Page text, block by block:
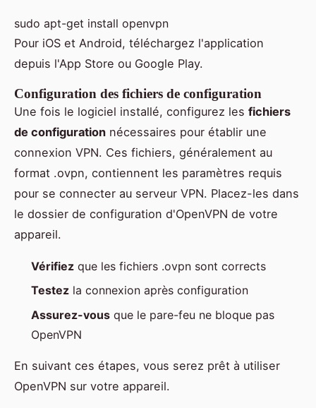
sudo apt-get install openvpn
Pour iOS et Android, téléchargez l'application
depuis l'App Store ou Google Play.
Configuration des fichiers de configuration
Une fois le logiciel installé, configurez les fichiers
de configuration nécessaires pour établir une
connexion VPN. Ces fichiers, généralement au
format .ovpn, contiennent les paramètres requis
pour se connecter au serveur VPN. Placez-les dans
le dossier de configuration d'OpenVPN de votre
appareil.
Vérifiez que les fichiers .ovpn sont corrects
Testez la connexion après configuration
Assurez-vous que le pare-feu ne bloque pas
OpenVPN
En suivant ces étapes, vous serez prêt à utiliser
OpenVPN sur votre appareil.